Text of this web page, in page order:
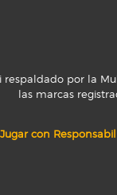
por la
las marcas
Jugar con